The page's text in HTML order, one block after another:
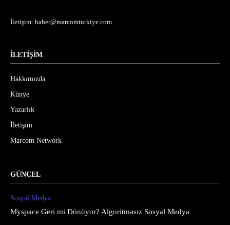
İletişim: haber@marcomturkiye.com
İLETİŞİM
Hakkımızda
Künye
Yazarlık
İletişim
Marcom Network
GÜNCEL
Sosyal Medya
Myspace Geri mi Dönüyor? Algoritmasız Sosyal Medya